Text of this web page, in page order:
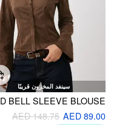
سينفد المخزون قريبًا
AED 89.00
AED 148.75